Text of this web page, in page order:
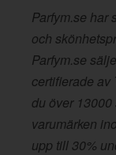
Parfym.se har
och
Parfym.se
certifierade av
du över
varumärken
upp till 30%